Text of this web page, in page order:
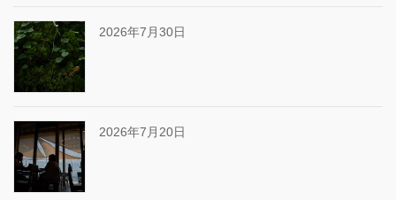
2026年7月30日
2026年7月20日